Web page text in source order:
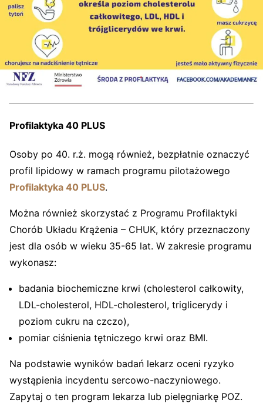
Profilaktyka 40 PLUS
Osoby po 40. r.ż. mogą również, bezpłatnie oznaczyć
profil lipidowy w ramach programu pilotażowego
Profilaktyka 40 PLUS.
Można również skorzystać z Programu Profilaktyki
Chorób Układu Krążenia – CHUK, który przeznaczony
jest dla osób w wieku 35-65 lat. W zakresie programu
wykonasz:
badania biochemiczne krwi (cholesterol całkowity,
LDL-cholesterol, HDL-cholesterol, triglicerydy i
poziom cukru na czczo),
pomiar ciśnienia tętniczego krwi oraz BMI.
Na podstawie wyników badań lekarz oceni ryzyko
wystąpienia incydentu sercowo-naczyniowego.
Zapytaj o ten program lekarza lub pielęgniarkę POZ.